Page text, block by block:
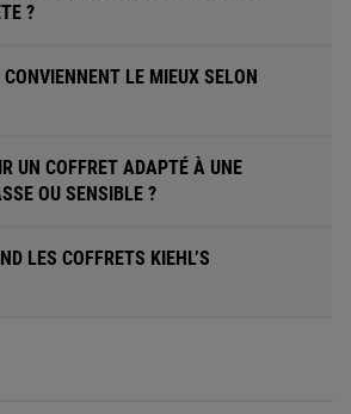
?
LE MIEUX SELON
UN COFFRET ADAPTÉ À UNE
OU SENSIBLE ?
LES COFFRETS KIEHL’S